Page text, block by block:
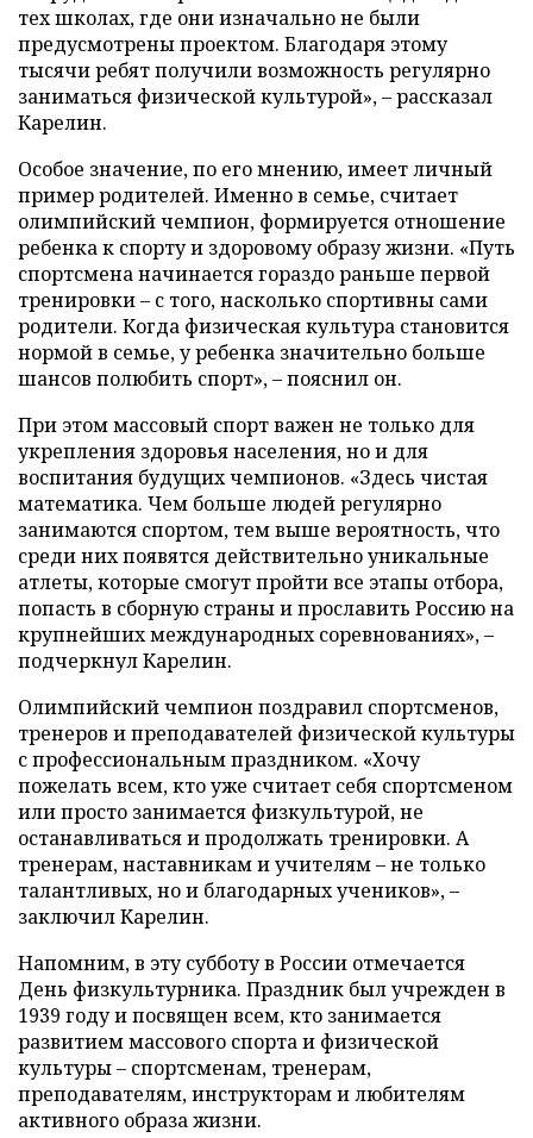
тех школах, где они изначально не были
предусмотрены проектом. Благодаря этому
тысячи ребят получили возможность регулярно
заниматься физической культурой», – рассказал
Карелин.
Особое значение, по его мнению, имеет личный
пример родителей. Именно в семье, считает
олимпийский чемпион, формируется отношение
ребенка к спорту и здоровому образу жизни. «Путь
спортсмена начинается гораздо раньше первой
тренировки – с того, насколько спортивны сами
родители. Когда физическая культура становится
нормой в семье, у ребенка значительно больше
шансов полюбить спорт», – пояснил он.
При этом массовый спорт важен не только для
укрепления здоровья населения, но и для
воспитания будущих чемпионов. «Здесь чистая
математика. Чем больше людей регулярно
занимаются спортом, тем выше вероятность, что
среди них появятся действительно уникальные
атлеты, которые смогут пройти все этапы отбора,
попасть в сборную страны и прославить Россию на
крупнейших международных соревнованиях», –
подчеркнул Карелин.
Олимпийский чемпион поздравил спортсменов,
тренеров и преподавателей физической культуры
с профессиональным праздником. «Хочу
пожелать всем, кто уже считает себя спортсменом
или просто занимается физкультурой, не
останавливаться и продолжать тренировки. А
тренерам, наставникам и учителям – не только
талантливых, но и благодарных учеников», –
заключил Карелин.
Напомним, в эту субботу в России отмечается
День физкультурника. Праздник был учрежден в
1939 году и посвящен всем, кто занимается
развитием массового спорта и физической
культуры – спортсменам, тренерам,
преподавателям, инструкторам и любителям
активного образа жизни.